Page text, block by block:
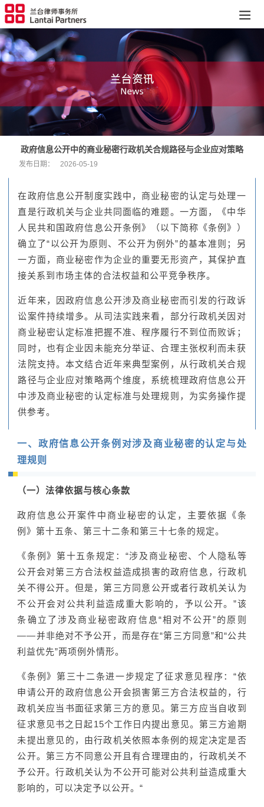
政府信息公开中的商业秘密行政机关合规路径与企业应对策略
发布日期： 2026-05-19
在政府信息公开制度实践中，商业秘密的认定与处理一
直是行政机关与企业共同面临的难题。一方面，《中华
人民共和国政府信息公开条例》（以下简称《条例》）
确立了“以公开为原则、不公开为例外”的基本准则；另
一方面，商业秘密作为企业的重要无形资产，其保护直
接关系到市场主体的合法权益和公平竞争秩序。
近年来，因政府信息公开涉及商业秘密而引发的行政诉
讼案件持续增多。从司法实践来看，部分行政机关因对
商业秘密认定标准把握不准、程序履行不到位而败诉；
同时，也有企业因未能充分举证、合理主张权利而未获
法院支持。本文结合近年来典型案例，从行政机关合规
路径与企业应对策略两个维度，系统梳理政府信息公开
中涉及商业秘密的认定标准与处理规则，为实务操作提
供参考。
一、政府信息公开条例对涉及商业秘密的认定与处
理规则
（一）法律依据与核心条款
政府信息公开案件中商业秘密的认定，主要依据《条
例》第十五条、第三十二条和第三十七条的规定。
《条例》第十五条规定：“涉及商业秘密、个人隐私等
公开会对第三方合法权益造成损害的政府信息，行政机
关不得公开。但是，第三方同意公开或者行政机关认为
不公开会对公共利益造成重大影响的，予以公开。”该
条确立了涉及商业秘密政府信息“相对不公开”的原则
——并非绝对不予公开，而是存在“第三方同意”和“公共
利益优先”两项例外情形。
《条例》第三十二条进一步规定了征求意见程序：“依
申请公开的政府信息公开会损害第三方合法权益的，行
政机关应当书面征求第三方的意见。第三方应当自收到
征求意见书之日起15个工作日内提出意见。第三方逾期
未提出意见的，由行政机关依照本条例的规定决定是否
公开。第三方不同意公开且有合理理由的，行政机关不
予公开。行政机关认为不公开可能对公共利益造成重大
影响的，可以决定予以公开。“